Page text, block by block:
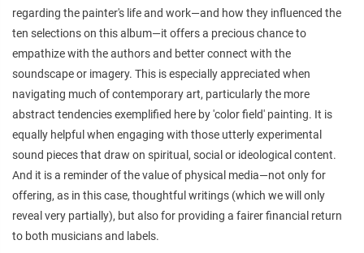
regarding the painter's life and work—and how they influenced the
ten selections on this album—it offers a precious chance to
empathize with the authors and better connect with the
soundscape or imagery. This is especially appreciated when
navigating much of contemporary art, particularly the more
abstract tendencies exemplified here by 'color field' painting. It is
equally helpful when engaging with those utterly experimental
sound pieces that draw on spiritual, social or ideological content.
And it is a reminder of the value of physical media—not only for
offering, as in this case, thoughtful writings (which we will only
reveal very partially), but also for providing a fairer financial return
to both musicians and labels.